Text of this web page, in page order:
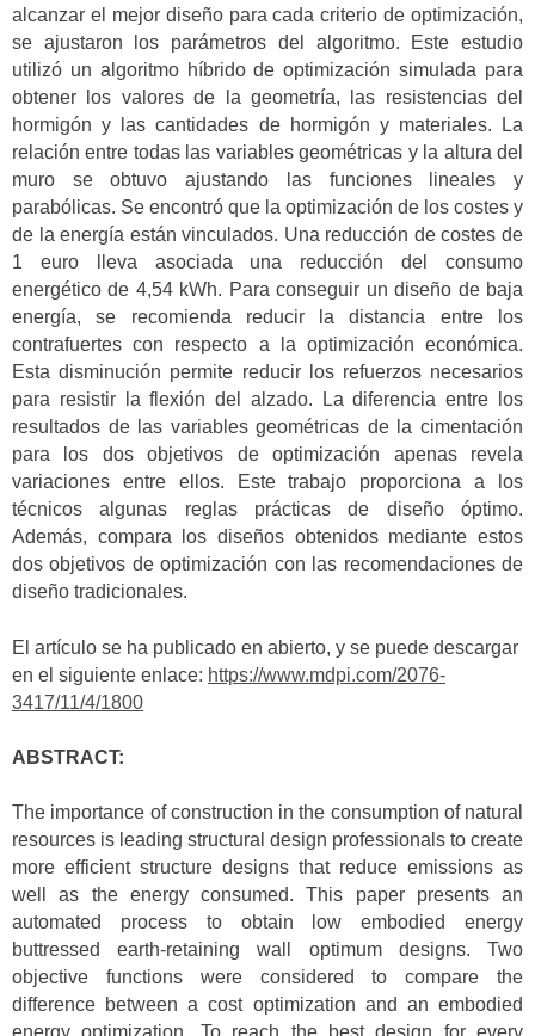
alcanzar el mejor diseño para cada criterio de optimización,
se ajustaron los parámetros del algoritmo. Este estudio
utilizó un algoritmo híbrido de optimización simulada para
obtener los valores de la geometría, las resistencias del
hormigón y las cantidades de hormigón y materiales. La
relación entre todas las variables geométricas y la altura del
muro se obtuvo ajustando las funciones lineales y
parabólicas. Se encontró que la optimización de los costes y
de la energía están vinculados. Una reducción de costes de
1 euro lleva asociada una reducción del consumo
energético de 4,54 kWh. Para conseguir un diseño de baja
energía, se recomienda reducir la distancia entre los
contrafuertes con respecto a la optimización económica.
Esta disminución permite reducir los refuerzos necesarios
para resistir la flexión del alzado. La diferencia entre los
resultados de las variables geométricas de la cimentación
para los dos objetivos de optimización apenas revela
variaciones entre ellos. Este trabajo proporciona a los
técnicos algunas reglas prácticas de diseño óptimo.
Además, compara los diseños obtenidos mediante estos
dos objetivos de optimización con las recomendaciones de
diseño tradicionales.
El artículo se ha publicado en abierto, y se puede descargar
en el siguiente enlace: https://www.mdpi.com/2076-
3417/11/4/1800
ABSTRACT:
The importance of construction in the consumption of natural
resources is leading structural design professionals to create
more efficient structure designs that reduce emissions as
well as the energy consumed. This paper presents an
automated process to obtain low embodied energy
buttressed earth-retaining wall optimum designs. Two
objective functions were considered to compare the
difference between a cost optimization and an embodied